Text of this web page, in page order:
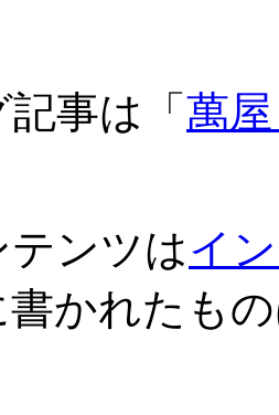
事は「 萬
ンツはイ
かれたも